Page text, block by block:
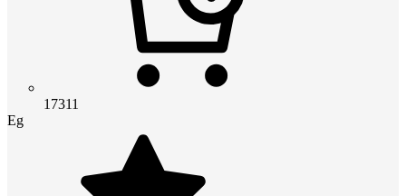
17311
Eg